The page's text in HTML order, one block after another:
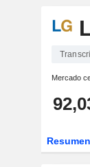
Mercado
Resumen